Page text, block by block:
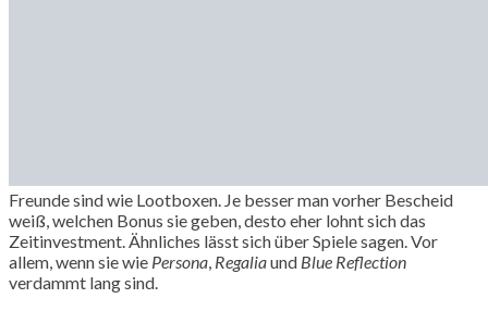
Freunde sind wie Lootboxen. Je besser man vorher Bescheid
weiß, welchen Bonus sie geben, desto eher lohnt sich das
Zeitinvestment. Ähnliches lässt sich über Spiele sagen. Vor
allem, wenn sie wie Persona Regaliaund Blue Reflection
verdammt lang sind.